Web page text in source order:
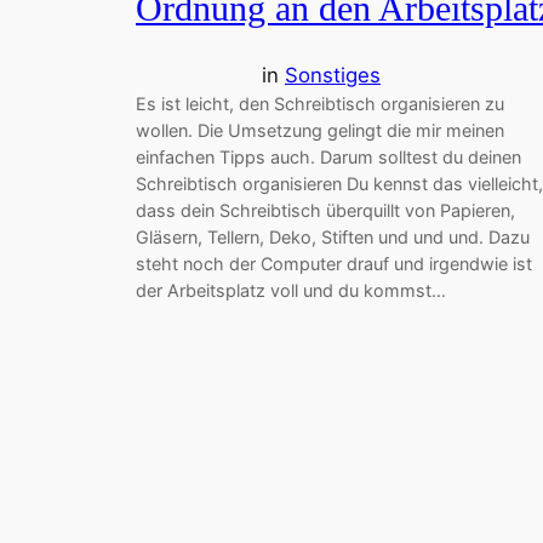
Ordnung an den
in Sonstiges
Es ist leicht, den Schreibtisch organisieren zu
wollen. Die Umsetzung gelingt die mir meinen
einfachen Tipps auch. Darum solltest du deinen
Schreibtisch organisieren Du kennst das vielleicht,
dass dein Schreibtisch überquillt von Papieren,
Gläsern, Tellern, Deko, Stiften und und und. Dazu
steht noch der Computer drauf und irgendwie ist
der Arbeitsplatz voll und du kommst…